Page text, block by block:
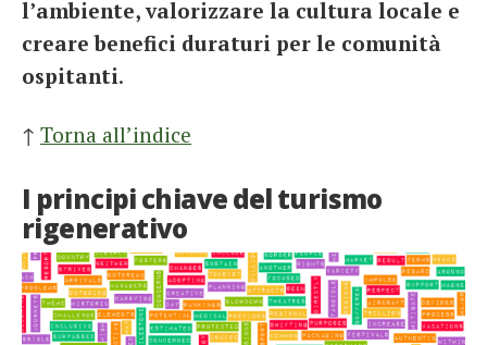
l’ambiente, valorizzare la cultura locale e
creare benefici duraturi per le comunità
ospitanti.
↑ Torna all’indice
I principi chiave del turismo
rigenerativo